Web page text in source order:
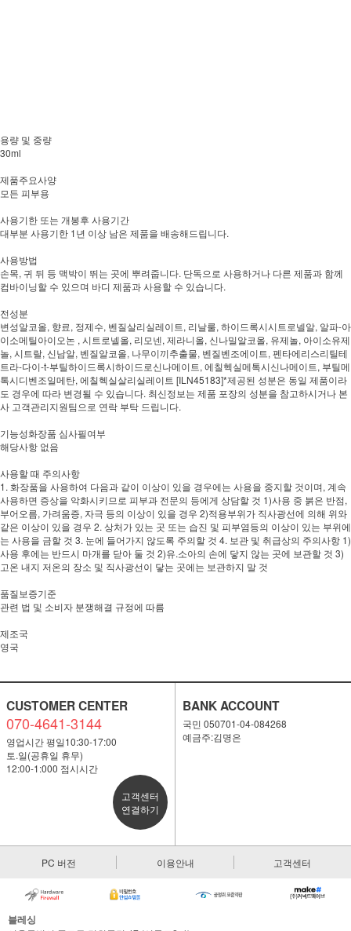
용량 및 중량
30ml
제품주요사양
모든 피부용
사용기한 또는 개봉후 사용기간
대부분 사용기한 1년 이상 남은 제품을 배송해드립니다.
사용방법
손목, 귀 뒤 등 맥박이 뛰는 곳에 뿌려줍니다. 단독으로 사용하거나 다른 제품과 함께
컴바이닝할 수 있으며 바디 제품과 사용할 수 있습니다.
전성분
변성알코올, 향료, 정제수, 벤질살리실레이트, 리날룰, 하이드록시시트로넬알, 알파-아
이소메틸아이오논 , 시트로넬올, 리모넨, 제라니올, 신나밀알코올, 유제놀, 아이소유제
놀, 시트랄, 신남알, 벤질알코올, 나무이끼추출물, 벤질벤조에이트, 펜타에리스리틸테
트라-다이-t-부틸하이드록시하이드로신나메이트, 에칠헥실메톡시신나메이트, 부틸메
톡시디벤조일메탄, 에칠헥실살리실레이트 [ILN45183]*제공된 성분은 동일 제품이라
도 경우에 따라 변경될 수 있습니다. 최신정보는 제품 포장의 성분을 참고하시거나 본
사 고객관리지원팀으로 연락 부탁 드립니다.
기능성화장품 심사필여부
해당사항 없음
사용할 때 주의사항
1. 화장품을 사용하여 다음과 같이 이상이 있을 경우에는 사용을 중지할 것이며, 계속
사용하면 증상을 악화시키므로 피부과 전문의 등에게 상담할 것 1)사용 중 붉은 반점,
부어오름, 가려움증, 자극 등의 이상이 있을 경우 2)적용부위가 직사광선에 의해 위와
같은 이상이 있을 경우 2. 상처가 있는 곳 또는 습진 및 피부염등의 이상이 있는 부위에
는 사용을 금할 것 3. 눈에 들어가지 않도록 주의할 것 4. 보관 및 취급상의 주의사항 1)
사용 후에는 반드시 마개를 닫아 둘 것 2)유.소아의 손에 닿지 않는 곳에 보관할 것 3)
고온 내지 저온의 장소 및 직사광선이 닿는 곳에는 보관하지 말 것
품질보증기준
관련 법 및 소비자 분쟁해결 규정에 따름
제조국
영국
CUSTOMER CENTER
070-4641-3144
영업시간 평일10:30-17:00
토.일(공휴일 휴무)
12:00-1:000 점시시간
고객센터
연결하기
BANK ACCOUNT
국민 050701-04-084268
예금주:김명은
PC 버전 이용안내 고객센터
블레싱